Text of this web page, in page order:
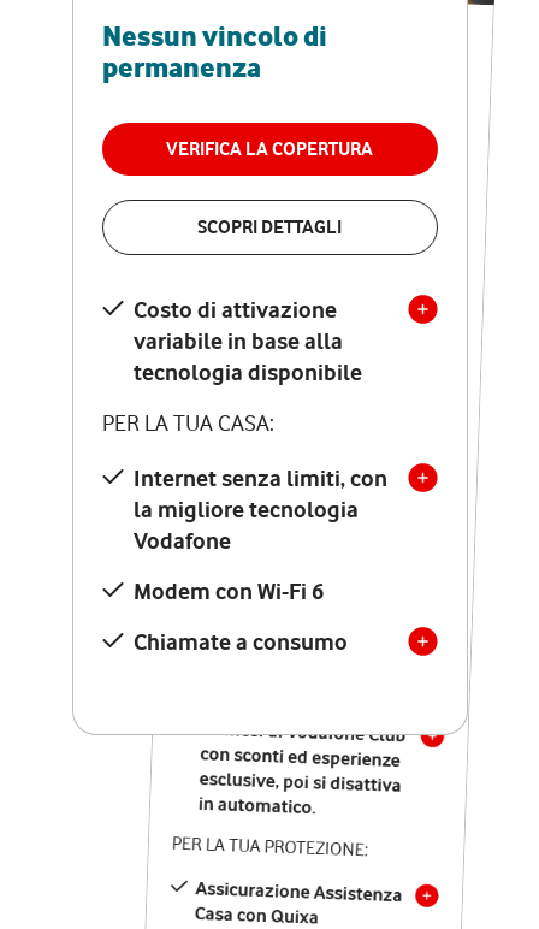
Nessun vincolo di
permanenza
VERIFICA LA COPERTURA
SCOPRI DETTAGLI
Costo di attivazione
variabile in base alla
tecnologia disponibile
PER LA TUA CASA:
Internet senza limiti, con
la migliore tecnologia
Vodafone
Modem con Wi-Fi 6
Chiamate a consumo
RETE FISSA + VODAFONE CLUB
29,95€
permanenza
VERIFICA LA COPERTURA
Costo di attivazione
variabile in base alla
tecnologia disponibile
PER LA TUA CASA:
Internet senza limiti, con
la migliore tecnologia
Vodafone
Modem Seven con Wi-Fi 7
Chiamate illimitate verso
numeri fissi e mobili
nazionali
12 mesi di Vodafone Club
con sconti ed esperienze
esclusive, poi si disattiva
in automatico.
PER LA TUA PROTEZIONE:
Assicurazione Assistenza
Casa con Quixa